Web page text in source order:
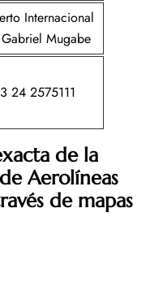
Internacional
Mugabe
24 2575111
de la
Aerolíneas
de mapas